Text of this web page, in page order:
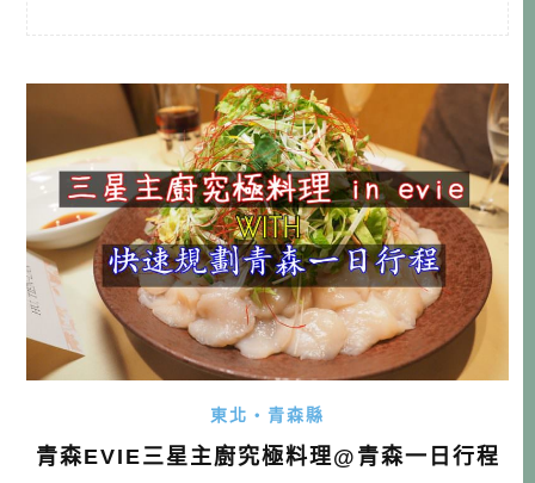
東北・青森縣
青森EVIE三星主廚究極料理@青森一日行程